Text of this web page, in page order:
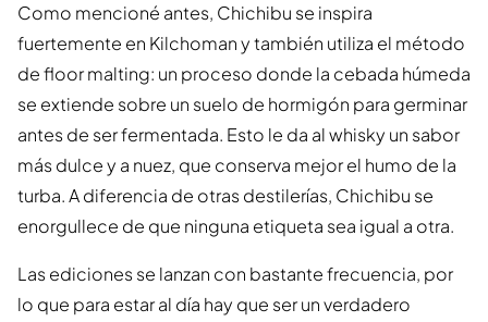
Como mencioné antes, Chichibu se inspira
fuertemente en Kilchoman y también utiliza el método
de floor malting: un proceso donde la cebada húmeda
se extiende sobre un suelo de hormigón para germinar
antes de ser fermentada. Esto le da al whisky un sabor
más dulce y a nuez, que conserva mejor el humo de la
turba. A diferencia de otras destilerías, Chichibu se
enorgullece de que ninguna etiqueta sea igual a otra.
Las ediciones se lanzan con bastante frecuencia, por
lo que para estar al día hay que ser un verdadero